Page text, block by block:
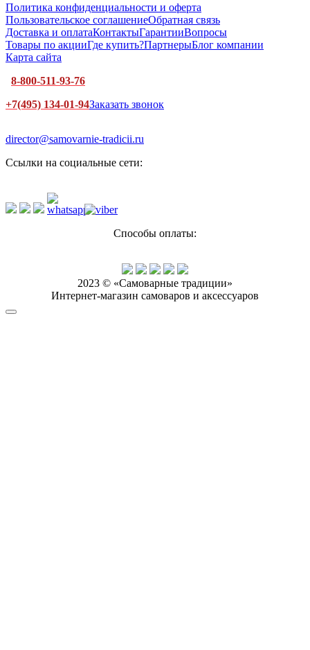
Политика конфиденциальности и оферта
Пользовательское соглашениеОбратная связь
Доставка и оплатаКонтактыГарантииВопросы
Товары по акцииГде купить?ПартнерыБлог компании
Карта сайта
8-800-511-93-76
+7(495) 134-01-94Заказать звонок
director@samovarnie-tradicii.ru
Ссылки на социальные сети:
Способы оплаты:
2023 © «Самоварные традиции»
Интернет-магазин самоваров и аксессуаров